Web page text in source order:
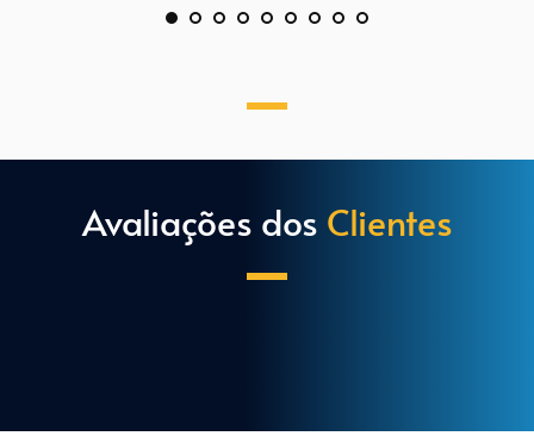
Avaliações dos Clientes